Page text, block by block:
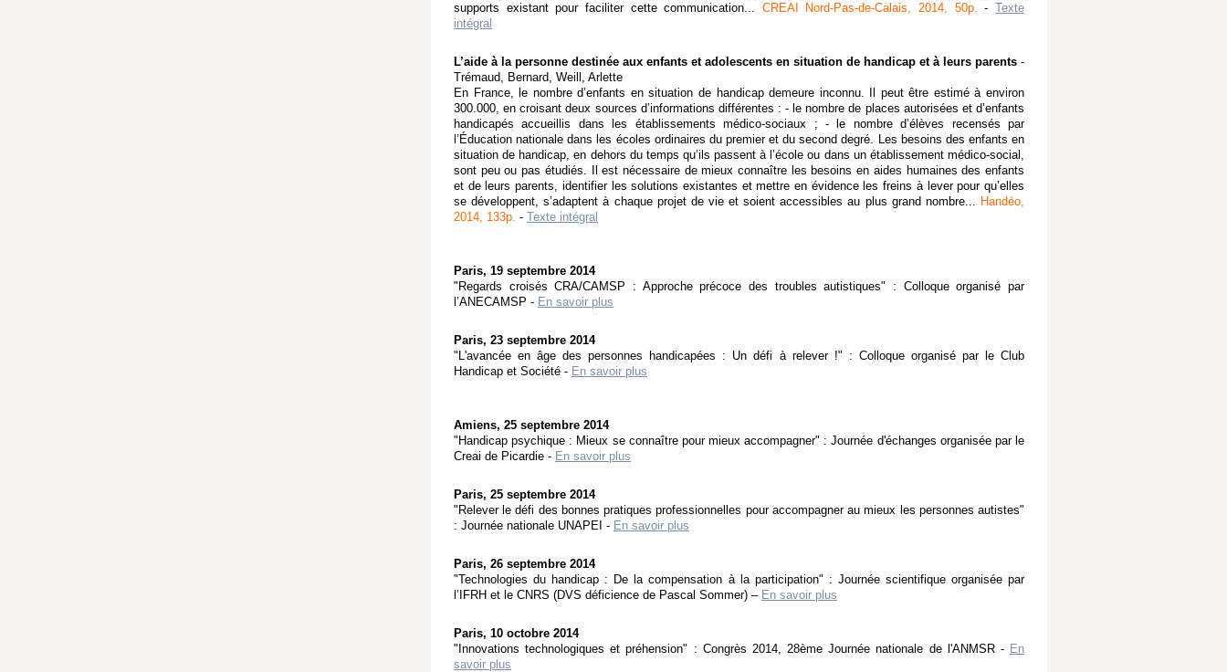
supports existant pour faciliter cette communication... CREAI Nord-Pas-de-Calais, 2014, 50p. -Texte
intégral
L’aide à la personne destinée aux enfants et adolescents en situation de handicap et à leurs parents -
Trémaud, Bernard, Weill, Arlette
En France, le nombre d’enfants en situation de handicap demeure inconnu. Il peut être estimé à environ
300.000, en croisant deux sources d’informations différentes : - le nombre de places autorisées et d’enfants
handicapés accueillis dans les établissements médico-sociaux ; - le nombre d’élèves recensés par
l’Éducation nationale dans les écoles ordinaires du premier et du second degré. Les besoins des enfants en
situation de handicap, en dehors du temps qu’ils passent à l’école ou dans un établissement médico-social,
sont peu ou pas étudiés. Il est nécessaire de mieux connaître les besoins en aides humaines des enfants
et de leurs parents, identifier les solutions existantes et mettre en évidence les freins à lever pour qu’elles
se développent, s’adaptent à chaque projet de vie et soient accessibles au plus grand nombre... Handéo,
2014, 133p. - Texte intégral
Paris, 19 septembre 2014
"Regards croisés CRA/CAMSP : Approche précoce des troubles autistiques" : Colloque organisé par
l’ANECAMSP - En savoir plus
Paris, 23 septembre 2014
"L'avancée en âge des personnes handicapées : Un défi à relever !" : Colloque organisé par le Club
Handicap et Société - En savoir plus
Amiens, 25 septembre 2014
"Handicap psychique : Mieux se connaître pour mieux accompagner" : Journée d'échanges organisée par le
Creai de Picardie - En savoir plus
Paris, 25 septembre 2014
"Relever le défi des bonnes pratiques professionnelles pour accompagner au mieux les personnes autistes"
: Journée nationale UNAPEI - En savoir plus
Paris, 26 septembre 2014
"Technologies du handicap : De la compensation à la participation" : Journée scientifique organisée par
l’IFRH et le CNRS (DVS déficience de Pascal Sommer) – En savoir plus
Paris, 10 octobre 2014
"Innovations technologiques et préhension" : Congrès 2014, 28ème Journée nationale de l'ANMSR - En
savoir plus